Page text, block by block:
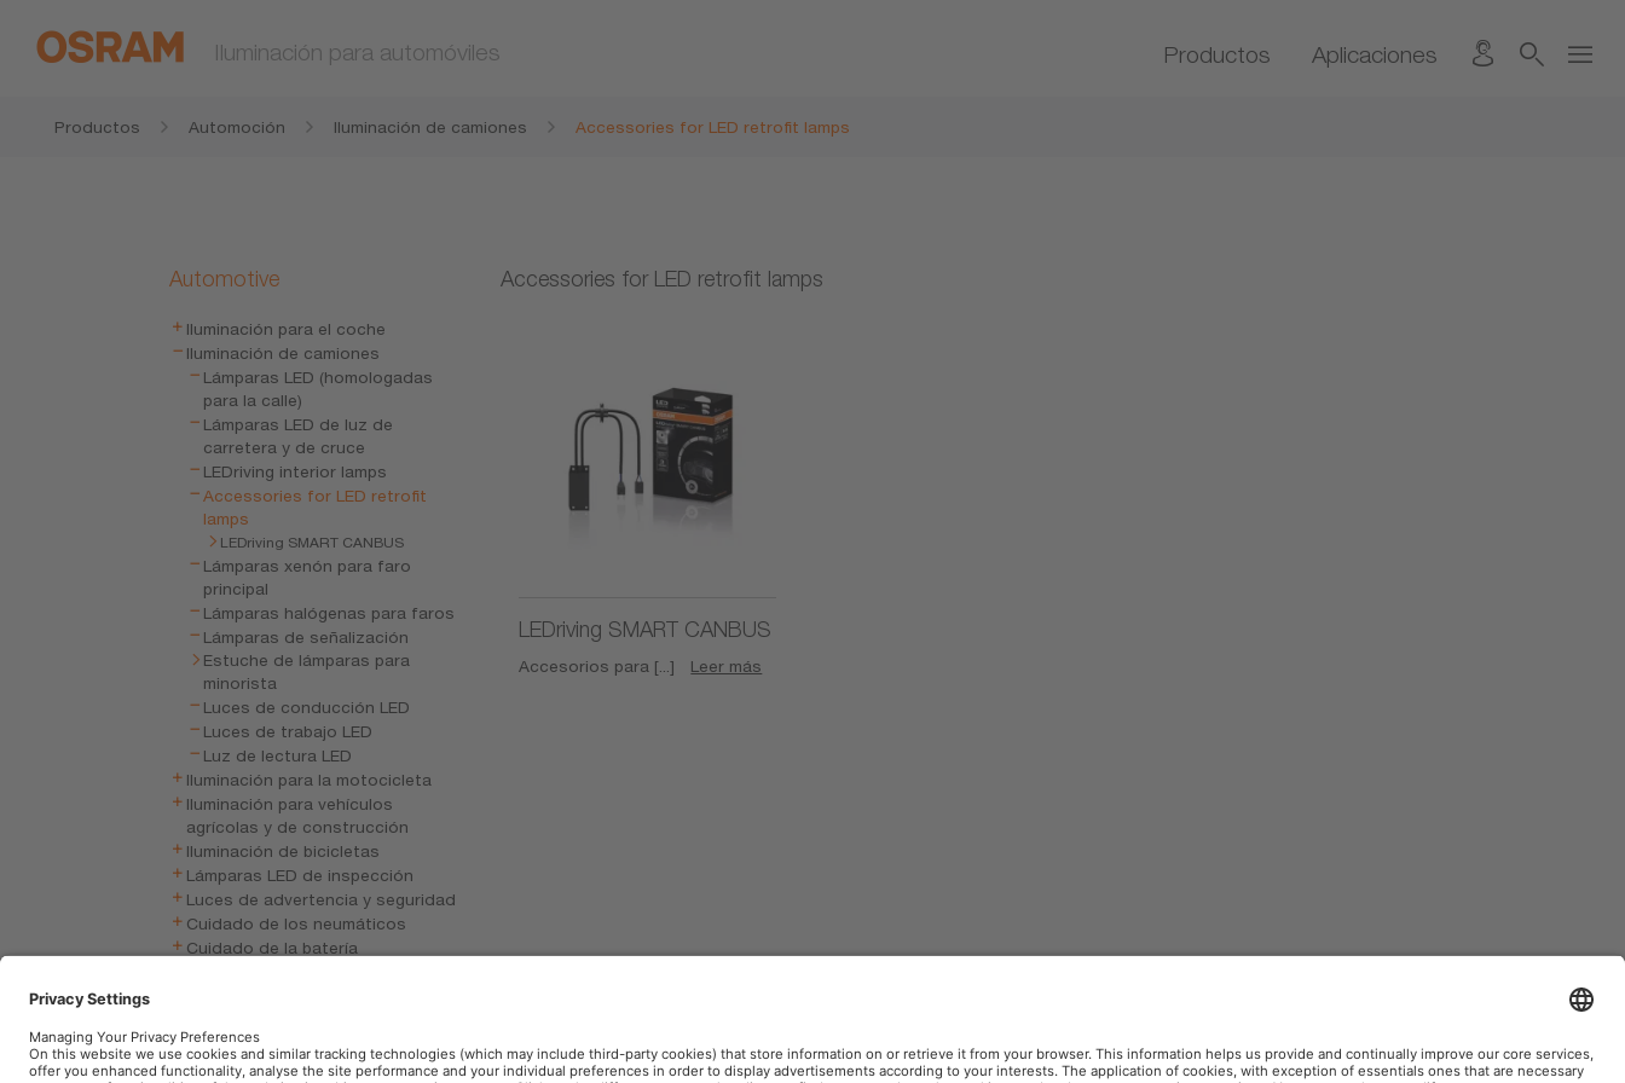
Iluminación para automóviles Productos Aplicaciones
Productos Automoción Iluminación de camiones Accessories for LED retrofit lamps
Automotive
Iluminación para el coche
Iluminación de camiones
Lámparas LED (homologadas
para la calle)
Lámparas LED de luz de
carretera y de cruce
LEDriving interior lamps
Accessories for LED retrofit
lamps
LEDriving SMART CANBUS
Lámparas xenón para faro
principal
Lámparas halógenas para faros
Lámparas de señalización
Estuche de lámparas para
minorista
Luces de conducción LED
Luces de trabajo LED
Luz de lectura LED
Iluminación para la motocicleta
Iluminación para vehículos
agrícolas y de construcción
Iluminación de bicicletas
Lámparas LED de inspección
Luces de advertencia y seguridad
Cuidado de los neumáticos
Cuidado de la batería
Accessories for LED retrofit lamps
LEDriving SMART CANBUS
Accesorios para [...] Leer más